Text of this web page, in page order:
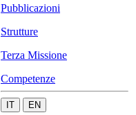
Pubblicazioni
Strutture
Terza Missione
Competenze
IT EN